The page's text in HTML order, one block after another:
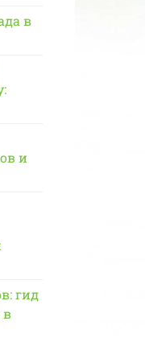
в
и
гид
в